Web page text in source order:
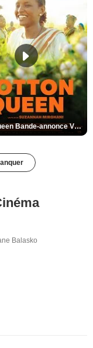
Cotton Queen Bande-annonce VO STFR
Balasko